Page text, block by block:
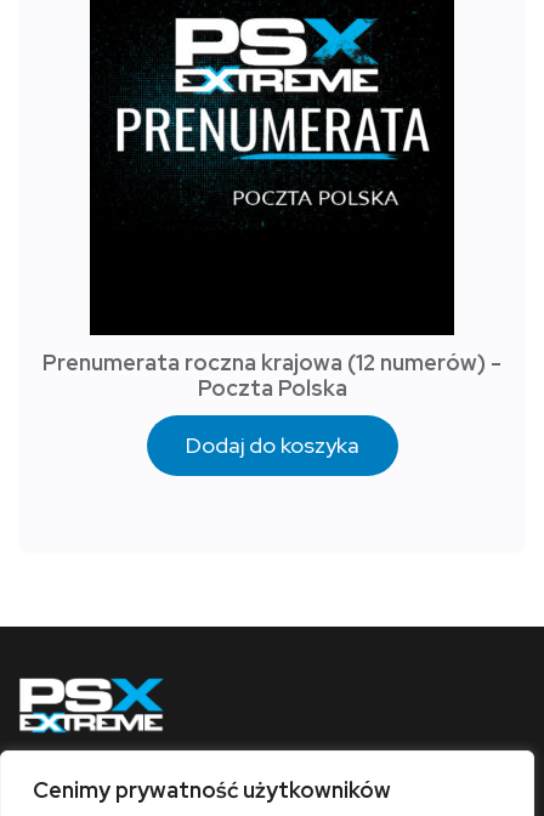
Cenimy prywatność użytkowników
Prenumerata roczna krajowa (12 numerów) -
Poczta Polska
Dodaj do koszyka
Obserwuj nas